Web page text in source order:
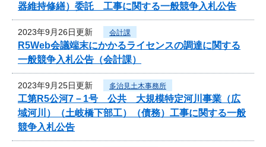
器維持修繕）委託 工事に関する一般競争入札公告
2023年9月26日更新 会計課
R5Web会議端末にかかるライセンスの調達に関する
一般競争入札公告（会計課）
2023年9月25日更新 多治見土木事務所
工第R5公河7－1号 公共 大規模特定河川事業（広
域河川）（土岐橋下部工）（債務）工事に関する一般
競争入札公告